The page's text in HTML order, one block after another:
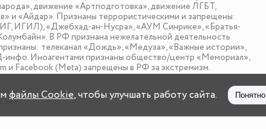
движение «Артподготовка», движение ЛГБТ,
и «Айдар». Признаны террористическими и запрещены:
ИГИЛ), «Джебхад-ан-Нусра», «АУМ Синрике», «Братья-
В РФ признана нежелательной деятельность
телеканал «Дождь», «Медуза», «Важные истории»,
Иноагентами признаны общество/центр «Мемориал»,
и Facebook (Metа) запрещены в РФ за экстремизм.
лет
файлы Cookie, чтобы улучшать работу сайта. Понятно